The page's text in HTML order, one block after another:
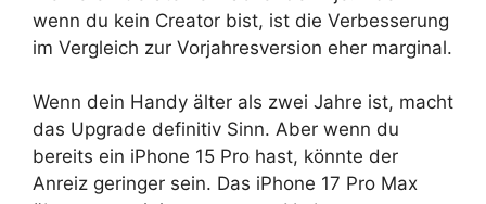
wenn du kein Creator bist, ist die Verbesserung
im Vergleich zur Vorjahresversion eher marginal.
Wenn dein Handy älter als zwei Jahre ist, macht
das Upgrade definitiv Sinn. Aber wenn du
bereits ein iPhone 15 Pro hast, könnte der
Anreiz geringer sein. Das iPhone 17 Pro Max